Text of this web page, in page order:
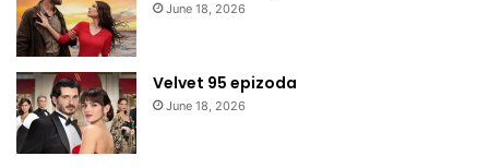
June 18, 2026
Velvet 95 epizoda
June 18, 2026